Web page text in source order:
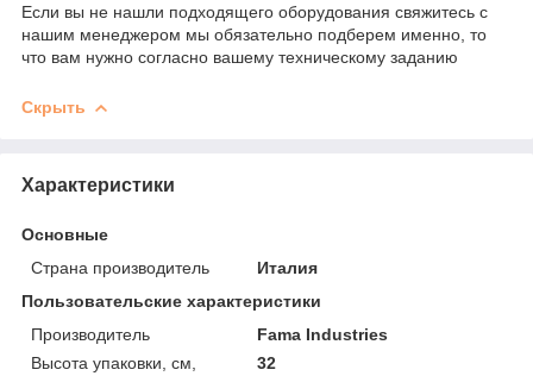
Если вы не нашли подходящего оборудования свяжитесь с
нашим менеджером мы обязательно подберем именно, то
что вам нужно согласно вашему техническому заданию
Скрыть
Характеристики
Основные
Страна производитель
Италия
Пользовательские характеристики
Производитель
Fama Industries
Высота упаковки, см,
32